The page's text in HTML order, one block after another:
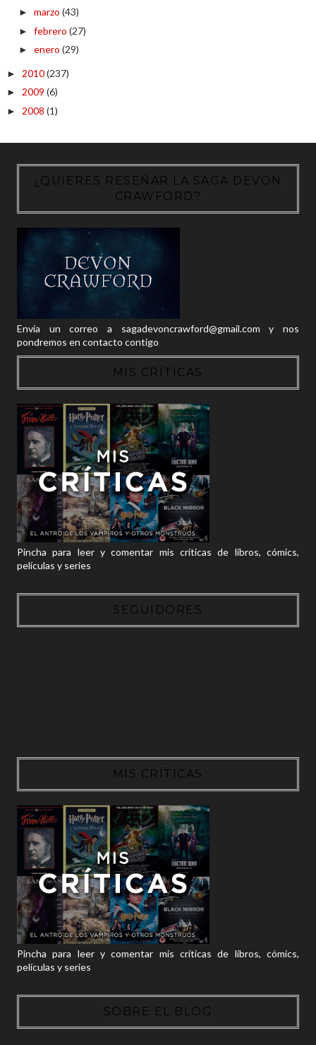
► marzo (43)
► febrero (27)
► enero (29)
► 2010(237)
► 2009 (6)
► 2008 (1)
¿QUIERES RESEÑAR LA SAGA DEVON
CRAWFORD?
Envía un correo a sagadevoncrawford@gmail.com y nos
pondremos en contacto contigo
MIS CRÍTICAS
Pincha para leer y comentar mis críticas de libros, cómics,
películas y series
SEGUIDORES
MIS CRÍTICAS
Pincha para leer y comentar mis críticas de libros, cómics,
películas y series
SOBRE EL BLOG